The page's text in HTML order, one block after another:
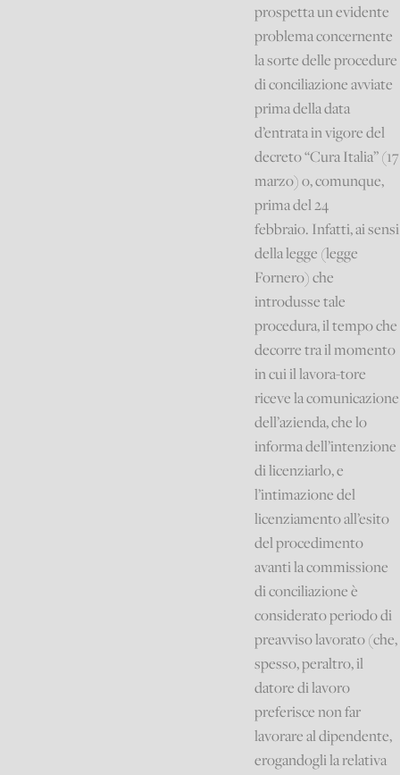
prospetta un evidente
problema concernente
la sorte delle procedure
di conciliazione avviate
prima della data
d’entrata in vigore del
decreto “Cura Italia” (17
marzo) o, comunque,
prima del 24
febbraio. Infatti, ai sensi
della legge (legge
Fornero) che
introdusse tale
procedura, il tempo che
decorre tra il momento
in cui il lavora-tore
riceve la comunicazione
dell’azienda, che lo
informa dell’intenzione
di licenziarlo, e
l’intimazione del
licenziamento all’esito
del procedimento
avanti la commissione
di conciliazione è
considerato periodo di
preavviso lavorato (che,
spesso, peraltro, il
datore di lavoro
preferisce non far
lavorare al dipendente,
erogandogli la relativa